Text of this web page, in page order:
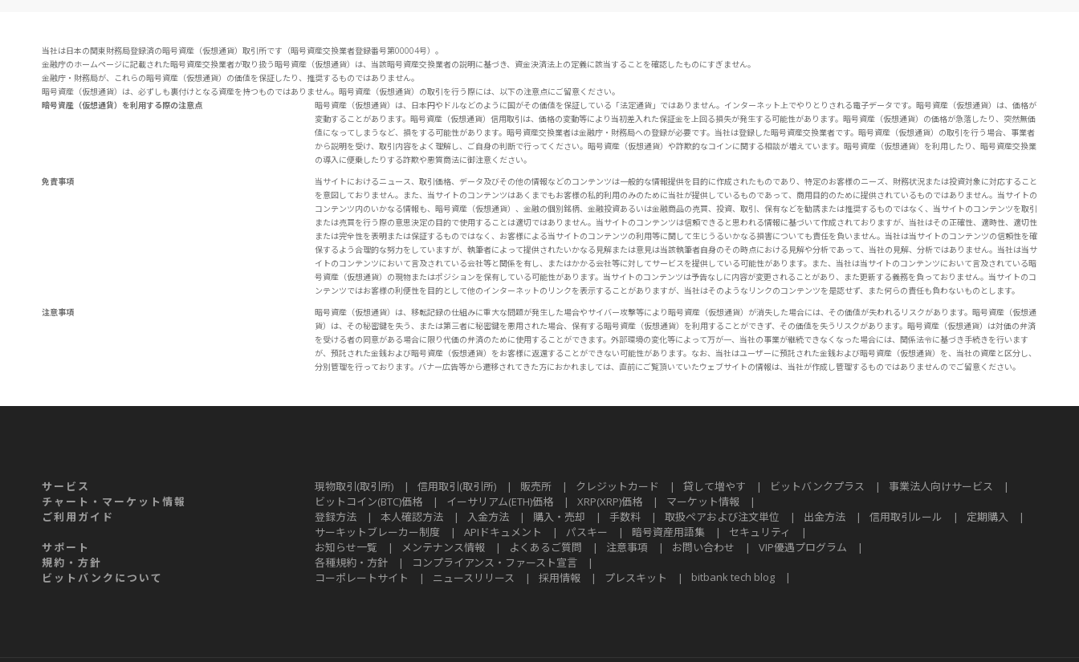
当社は日本の関東財務局登録済の暗号資産（仮想通貨）取引所です（暗号資産交換業者登録番号第00004号）。
金融庁のホームページに記載された暗号資産交換業者が取り扱う暗号資産（仮想通貨）は、当該暗号資産交換業者の説明に基づき、資金決済法上の定義に該当することを確認したものにすぎません。
金融庁・財務局が、これらの暗号資産（仮想通貨）の価値を保証したり、推奨するものではありません。
暗号資産（仮想通貨）は、必ずしも裏付けとなる資産を持つものではありません。暗号資産（仮想通貨）の取引を行う際には、以下の注意点にご留意ください。
暗号資産（仮想通貨）を利用する際の注意点
暗号資産（仮想通貨）は、日本円やドルなどのように国がその価値を保証している「法定通貨」ではありません。インターネット上でやりとりされる電子データです。暗号資産（仮想通貨）は、価格が
変動することがあります。暗号資産（仮想通貨）信用取引は、価格の変動等により当初差入れた保証金を上回る損失が発生する可能性があります。暗号資産（仮想通貨）の価格が急落したり、突然無価
値になってしまうなど、損をする可能性があります。暗号資産交換業者は金融庁・財務局への登録が必要です。当社は登録した暗号資産交換業者です。暗号資産（仮想通貨）の取引を行う場合、事業者
から説明を受け、取引内容をよく理解し、ご自身の判断で行ってください。暗号資産（仮想通貨）や詐欺的なコインに関する相談が増えています。暗号資産（仮想通貨）を利用したり、暗号資産交換業
の導入に便乗したりする詐欺や悪質商法に御注意ください。
免責事項
当サイトにおけるニュース、取引価格、データ及びその他の情報などのコンテンツは一般的な情報提供を目的に作成されたものであり、特定のお客様のニーズ、財務状況または投資対象に対応すること
を意図しておりません。また、当サイトのコンテンツはあくまでもお客様の私的利用のみのために当社が提供しているものであって、商用目的のために提供されているものではありません。当サイトの
コンテンツ内のいかなる情報も、暗号資産（仮想通貨）、金融の個別銘柄、金融投資あるいは金融商品の売買、投資、取引、保有などを勧誘または推奨するものではなく、当サイトのコンテンツを取引
または売買を行う際の意思決定の目的で使用することは適切ではありません。当サイトのコンテンツは信頼できると思われる情報に基づいて作成されておりますが、当社はその正確性、適時性、適切性
または完全性を表明または保証するものではなく、お客様による当サイトのコンテンツの利用等に関して生じうるいかなる損害についても責任を負いません。当社は当サイトのコンテンツの信頼性を確
保するよう合理的な努力をしていますが、執筆者によって提供されたいかなる見解または意見は当該執筆者自身のその時点における見解や分析であって、当社の見解、分析ではありません。当社は当サ
イトのコンテンツにおいて言及されている会社等と関係を有し、またはかかる会社等に対してサービスを提供している可能性があります。また、当社は当サイトのコンテンツにおいて言及されている暗
号資産（仮想通貨）の現物またはポジションを保有している可能性があります。当サイトのコンテンツは予告なしに内容が変更されることがあり、また更新する義務を負っておりません。当サイトのコ
ンテンツではお客様の利便性を目的として他のインターネットのリンクを表示することがありますが、当社はそのようなリンクのコンテンツを是認せず、また何らの責任も負わないものとします。
注意事項
暗号資産（仮想通貨）は、移転記録の仕組みに重大な問題が発生した場合やサイバー攻撃等により暗号資産（仮想通貨）が消失した場合には、その価値が失われるリスクがあります。暗号資産（仮想通
貨）は、その秘密鍵を失う、または第三者に秘密鍵を悪用された場合、保有する暗号資産（仮想通貨）を利用することができず、その価値を失うリスクがあります。暗号資産（仮想通貨）は対価の弁済
を受ける者の同意がある場合に限り代価の弁済のために使用することができます。外部環境の変化等によって万が一、当社の事業が継続できなくなった場合には、関係法令に基づき手続きを行います
が、預託された金銭および暗号資産（仮想通貨）をお客様に返還することができない可能性があります。なお、当社はユーザーに預託された金銭および暗号資産（仮想通貨）を、当社の資産と区分し、
分別管理を行っております。バナー広告等から遷移されてきた方におかれましては、直前にご覧頂いていたウェブサイトの情報は、当社が作成し管理するものではありませんのでご留意ください。
サービス 現物取引(取引所) | 信用取引(取引所) | 販売所 | クレジットカード | 貸して増やす | ビットバンクプラス | 事業法人向けサービス
|
チャート・マーケット情報
ビットコイン(BTC)価格 | イーサリアム(ETH)価格 | XRP(XRP)価格 | マーケット情報
|
ご利用ガイド
登録方法 | 本人確認方法 | 入金方法 | 購入・売却 | 手数料 | 取扱ペアおよび注文単位 | 出金方法 | 信用取引ルール | 定期購入
|
サーキットブレーカー制度
| APIドキュメント | パスキー | 暗号資産用語集 | セキュリティ
|
サポート
お知らせ一覧 | メンテナンス情報 | よくあるご質問 | 注意事項 | お問い合わせ | VIP優遇プログラム
|
規約・方針
各種規約・方針 | コンプライアンス・ファースト宣言
|
ビットバンクについて
コーポレートサイト | ニュースリリース | 採用情報 | プレスキット | bitbank tech blog |